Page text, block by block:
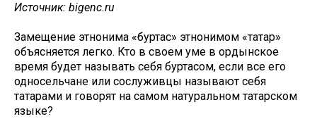
Источник: bigenc.ru
Замещение этнонима «буртас» этнонимом «татар»
объясняется легко. Кто в своем уме в ордынское
время будет называть себя буртасом, если все его
односельчане или сослуживцы называют себя
татарами и говорят на самом натуральном татарском
языке?